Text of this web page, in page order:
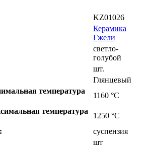
KZ01026
Керамика
Гжели
светло-
голубой
шт.
Глянцевый
температура
1160 °С
температура
1250 °С
суспензия
шт